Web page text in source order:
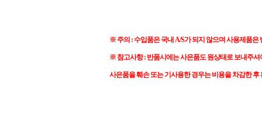
※ 주의 : 수입품은 국내 A/S가 되지 않으며 사용제품은
※ 참고사항 : 반품시에는 사은품도 원상태로 보내주
사은품을 훼손 또는 기사용한 경우는 비용을 차감한 후